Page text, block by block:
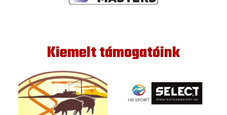
Kiemelt támogatóink